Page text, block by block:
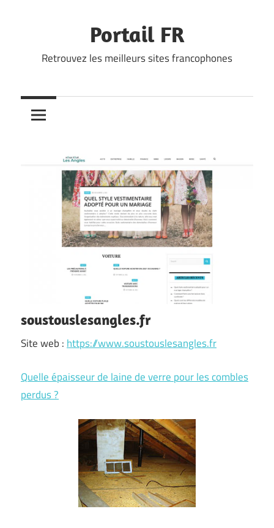
Portail FR
Retrouvez les meilleurs sites francophones
soustouslesangles.fr
Site web : https://www.soustouslesangles.fr
Quelle épaisseur de laine de verre pour les combles
perdus ?